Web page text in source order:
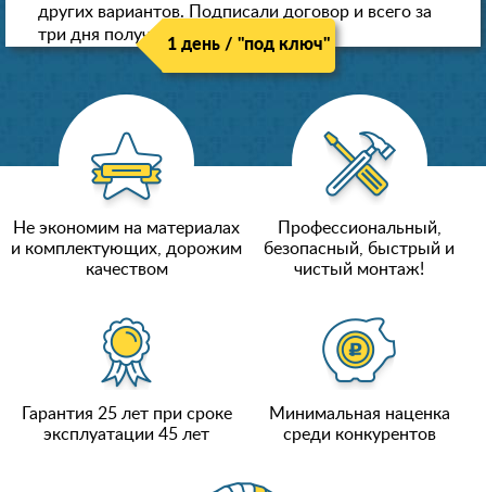
других вариантов. Подписали договор и всего за
три дня получили новые потолки!
1 день / "под ключ"
Не экономим на материалах
и комплектующих, дорожим
качеством
Профессиональный,
безопасный, быстрый и
чистый монтаж!
Гарантия 25 лет при сроке
эксплуатации 45 лет
Минимальная наценка
среди конкурентов